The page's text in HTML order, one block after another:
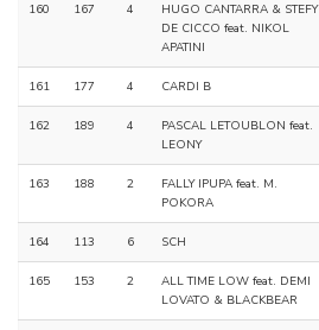
160 167 4
HUGO CANTARRA & STEFY
DE CICCO feat. NIKOL
APATINI
161 177 4 CARDI B
162 189 4
PASCAL LETOUBLON feat.
LEONY
163 188 2
FALLY IPUPA feat. M.
POKORA
164 113 6 SCH
165 153 2
ALL TIME LOW feat. DEMI
LOVATO & BLACKBEAR